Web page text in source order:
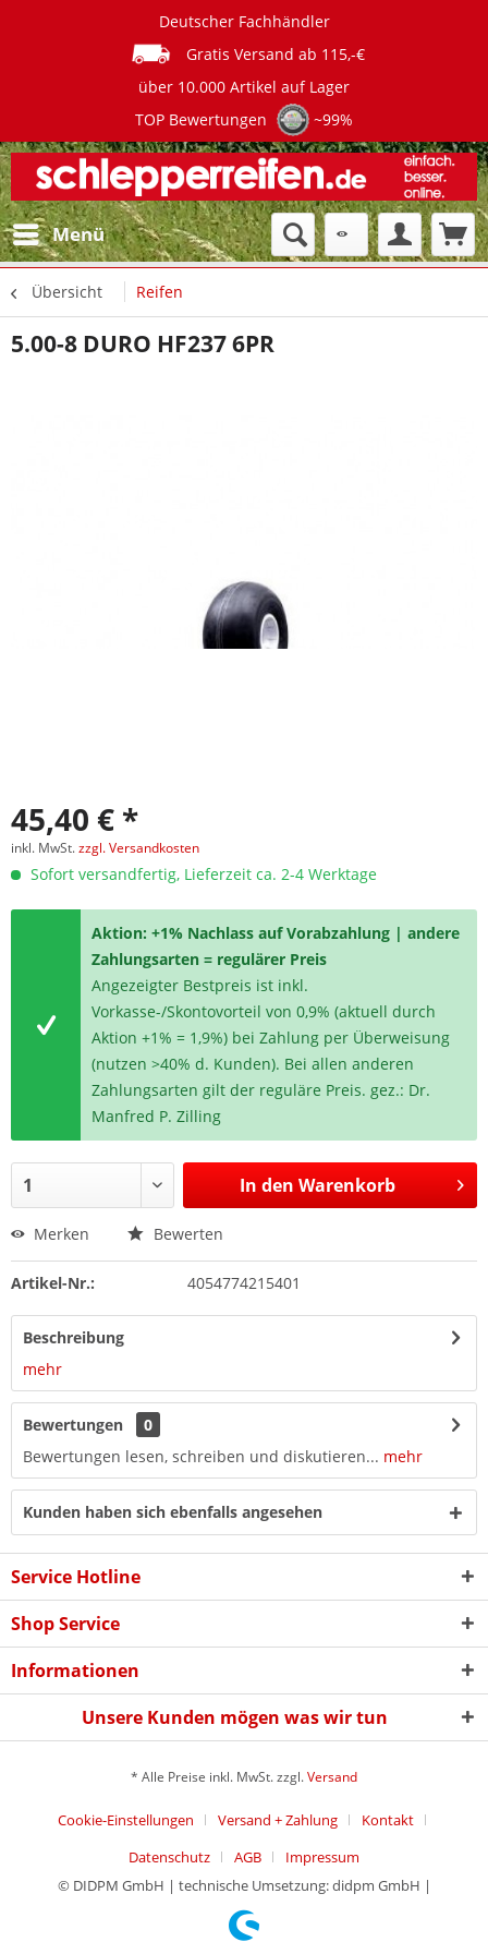
Deutscher Fachhändler
Gratis Versand ab 115,-€
über 10.000 Artikel auf Lager
TOP Bewertungen
~99%
Menü
Übersicht Reifen
5.00-8 DURO HF237 6PR
45,40 € *
inkl. MwSt.zzgl. Versandkosten
Sofort versandfertig, Lieferzeit ca. 2-4 Werktage
Aktion: +1% Nachlass auf Vorabzahlung | andere
Zahlungsarten = regulärer Preis
Angezeigter Bestpreis ist inkl.
Vorkasse-/Skontovorteil von 0,9% (aktuell durch
Aktion +1% = 1,9%) bei Zahlung per Überweisung
(nutzen >40% d. Kunden). Bei allen anderen
Zahlungsarten gilt der reguläre Preis. gez.: Dr.
Manfred P. Zilling
In den Warenkorb
Merken Bewerten
Artikel-Nr.: 4054774215401
Beschreibung
mehr
Bewertungen
0
Bewertungen lesen, schreiben und diskutieren... mehr
Kunden haben sich ebenfalls angesehen
Service Hotline
Shop Service
Informationen
Unsere Kunden mögen was wir tun
* Alle Preise inkl. MwSt. zzgl.Versand
Cookie-Einstellungen Versand + Zahlung
Kontakt
Datenschutz
AGB
Impressum
© DIDPM GmbH | technische Umsetzung: didpm GmbH |